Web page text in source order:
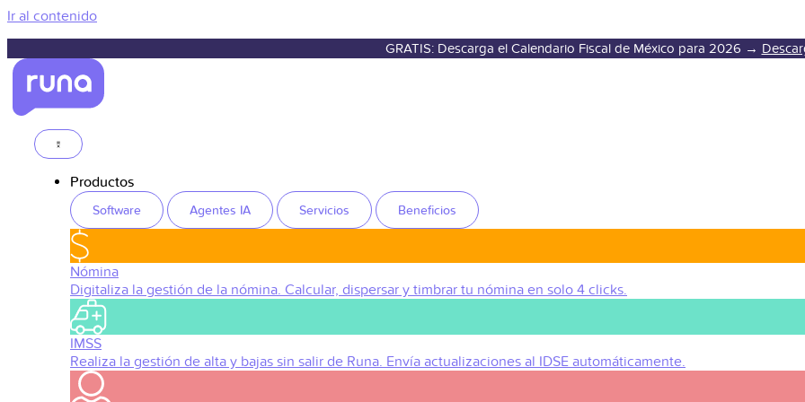
Ir al contenido
GRATIS: Descarga el Calendario Fiscal de México para 2026 →
Productos
Software Agentes IA Servicios Beneficios
Nómina
Digitaliza la gestión de la nómina. Calcular, dispersar y timbrar tu nómina en solo 4 clicks.
IMSS
Realiza la gestión de alta y bajas sin salir de Runa. Envía actualizaciones al IDSE automáticamente.